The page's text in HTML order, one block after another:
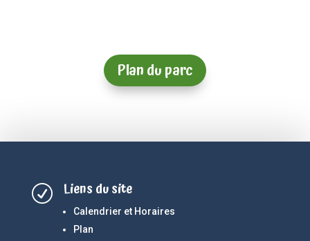
Plan du parc
R Liens du site
Calendrier et Horaires
Plan